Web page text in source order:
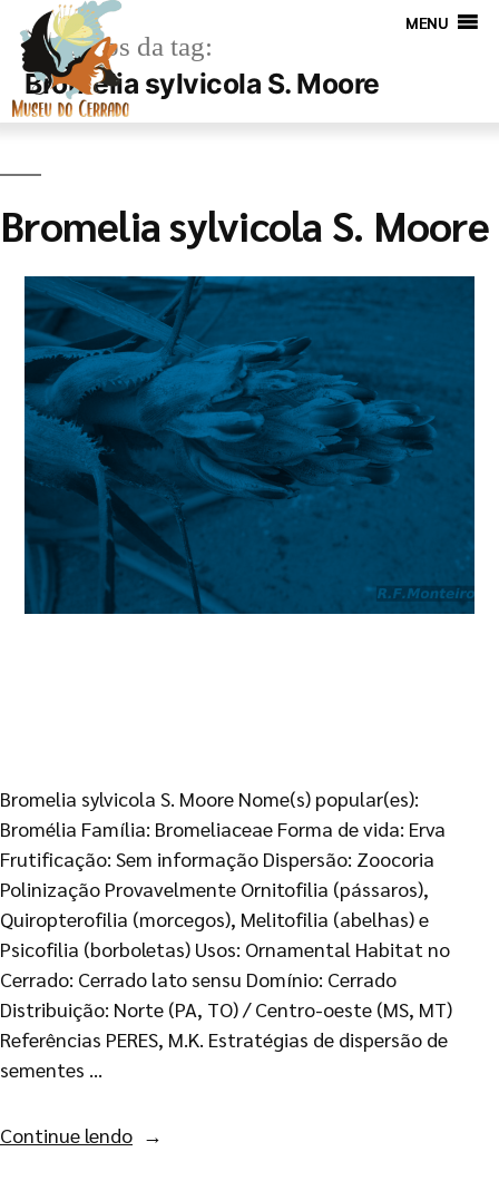
MENU
Arquivos da tag:
Bromelia sylvicola S. Moore
Bromelia sylvicola S. Moore
Bromelia sylvicola S. Moore Nome(s) popular(es):
Bromélia Família: Bromeliaceae Forma de vida: Erva
Frutificação: Sem informação Dispersão: Zoocoria
Polinização Provavelmente Ornitofilia (pássaros),
Quiropterofilia (morcegos), Melitofilia (abelhas) e
Psicofilia (borboletas) Usos: Ornamental Habitat no
Cerrado: Cerrado lato sensu Domínio: Cerrado
Distribuição: Norte (PA, TO) / Centro-oeste (MS, MT)
Referências PERES, M.K. Estratégias de dispersão de
sementes …
Continue lendo